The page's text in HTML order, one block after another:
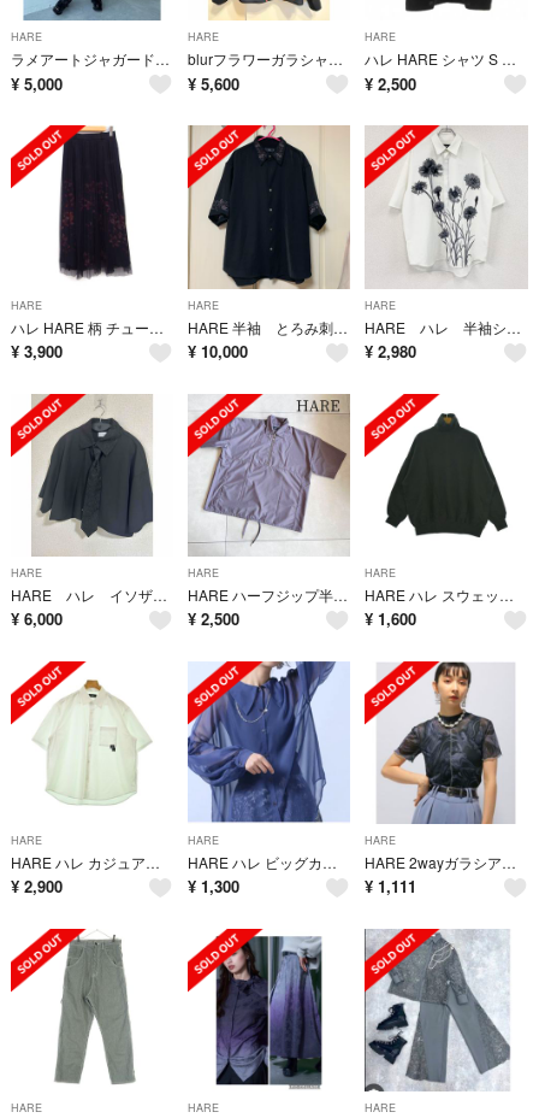
HARE
ラメアートジャガードキリカエスカート
¥ 5,000
HARE
blurフラワーガラシャツ HARE オレンジ
¥ 5,600
HARE
ハレ HARE シャツ S 黒 ブラック レギュラーカラー 半袖 /NU
¥ 2,500
HARE
ハレ HARE 柄 チュール レイヤード プリーツ スカート ロング丈 F 黒
¥ 3,900
HARE
HARE 半袖 とろみ刺繍シャツ
¥ 10,000
HARE
HARE ハレ 半袖シャツ 白 ホワイト 花柄 白 ホワイト Sサイズ 古着
¥ 2,980
HARE
HARE ハレ イソザイネクタイツキショートシャツ ブラック
¥ 6,000
HARE
HARE ハーフジップ半袖プルオーバーシャツ グレー リングZIP S〜Lサイズ
¥ 2,500
HARE
HARE ハレ スウェット S 黒 【古着】【中古】【送料無料】
¥ 1,600
HARE
HARE ハレ カジュアルシャツ M 白 【古着】【中古】【送料無料】
¥ 2,900
HARE
HARE ハレ ビッグカラーシアーシャツ
¥ 1,300
HARE
HARE 2wayガラシアートップス
¥ 1,111
HARE HARE HARE